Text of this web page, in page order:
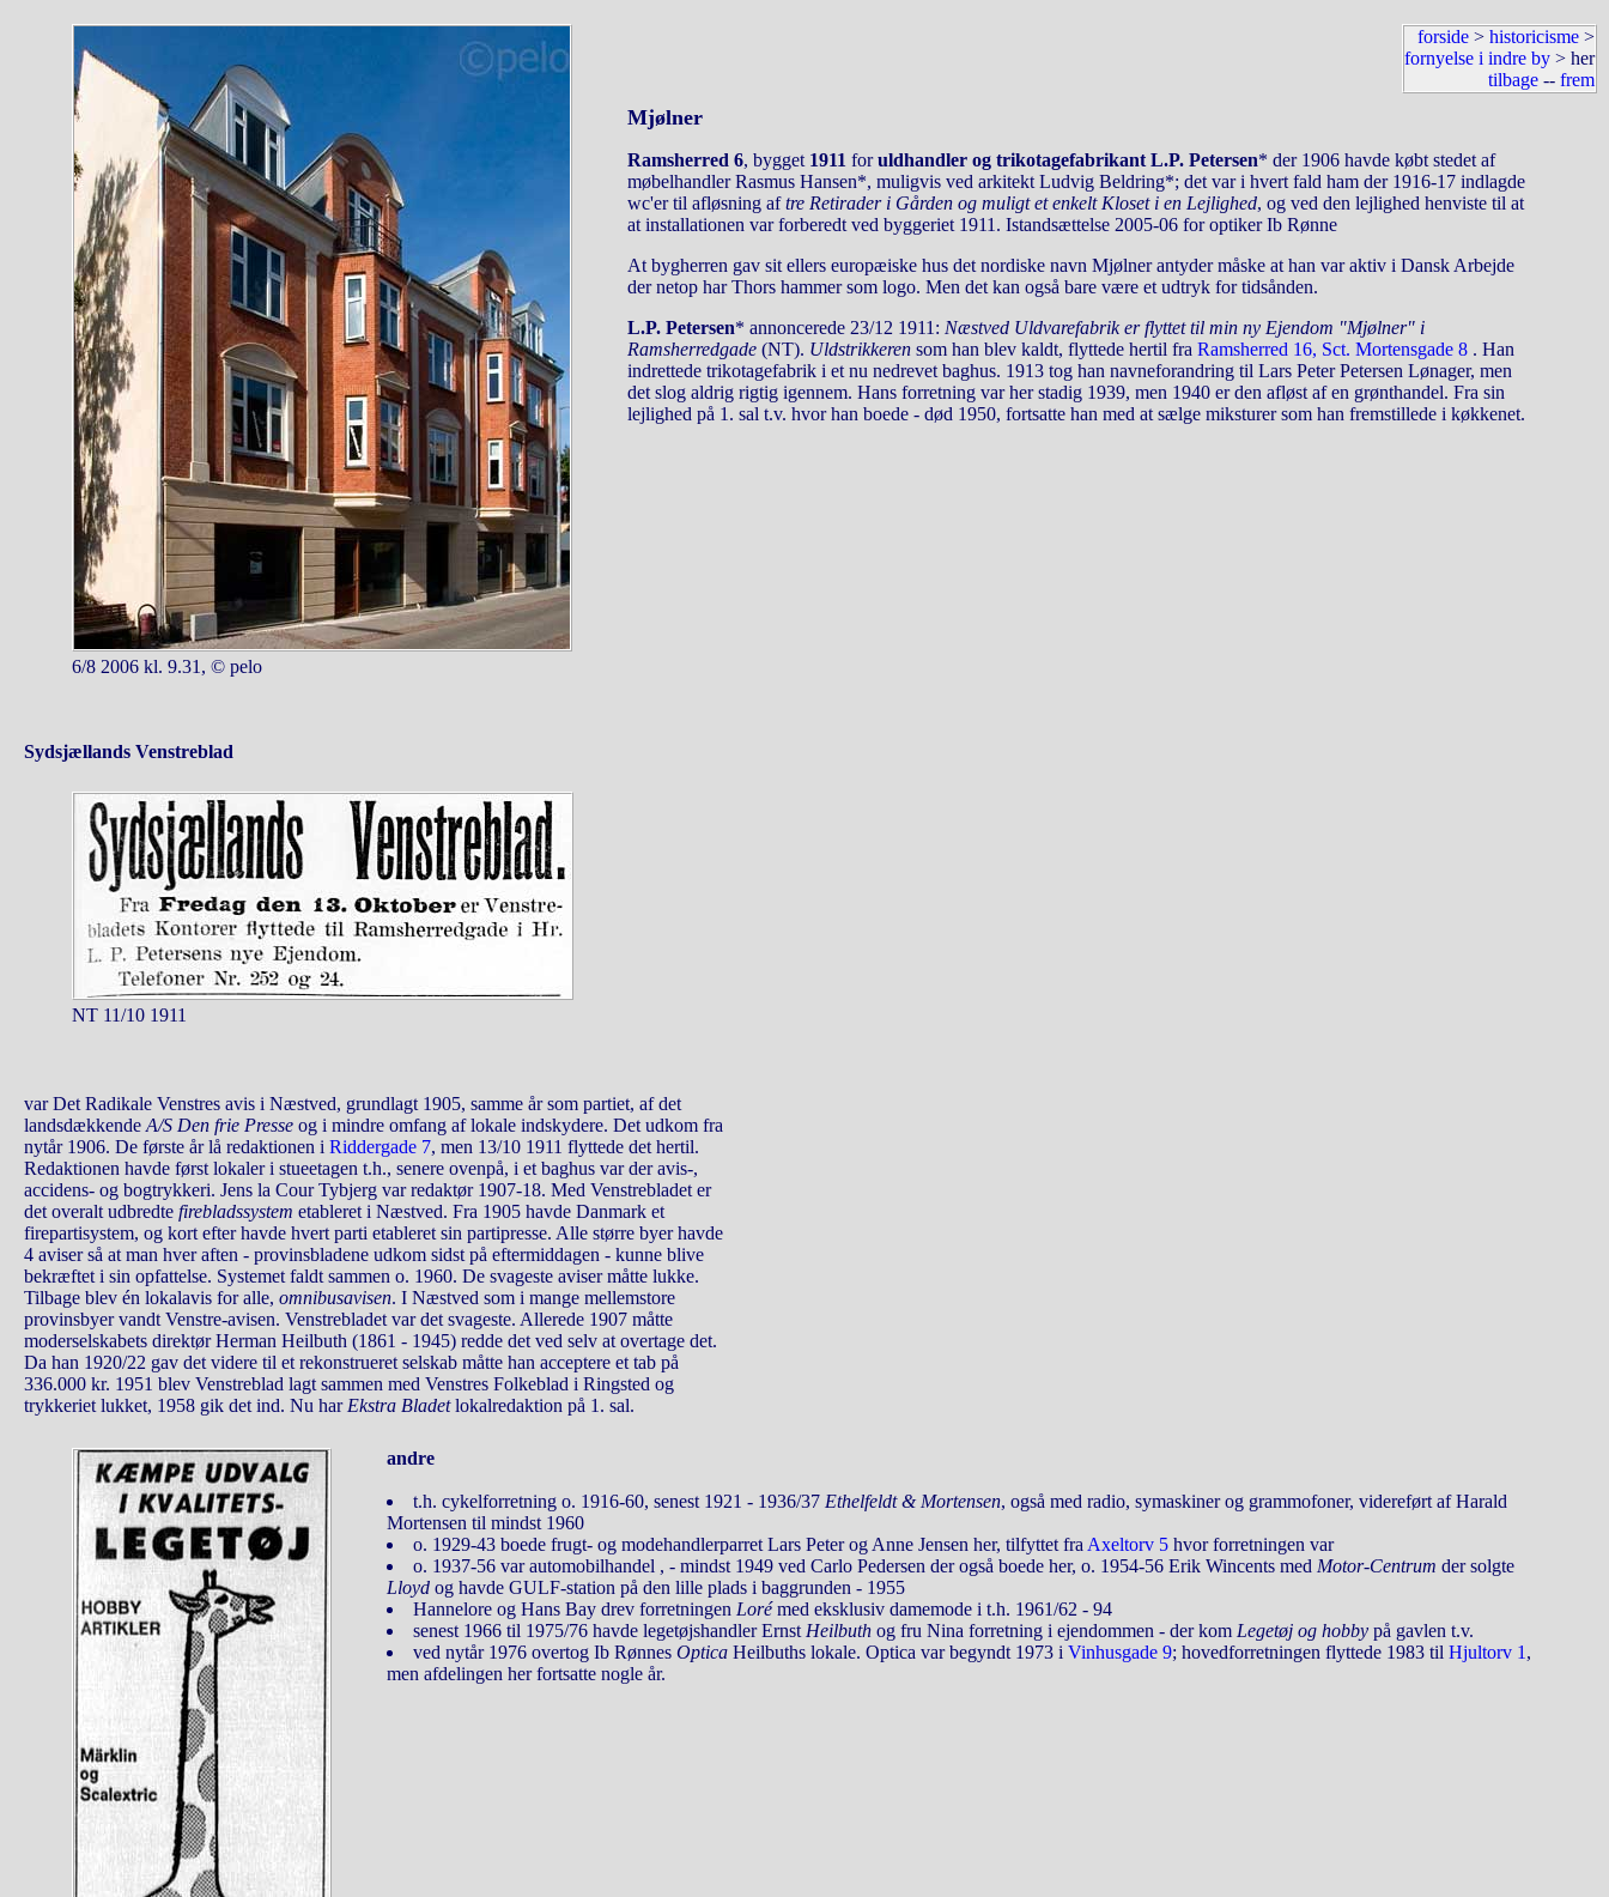
6/8 2006 kl. 9.31, © pelo
forside > historicisme >
fornyelse i indre by > her
tilbage -- frem
Mjølner
Ramsherred 6, bygget 1911 foruldhandler og trikotagefabrikant L.P. Petersen* der 1906 havde købt stedet af
møbelhandler Rasmus Hansen*, muligvis ved arkitekt Ludvig Beldring*; det var i hvert fald ham der 1916-17 indlagde
wc'er til afløsning aftre Retirader i Gården og muligt et enkelt Kloset i en Lejlighed, og ved den lejlighed henviste til at
at installationen var forberedt ved byggeriet 1911. Istandsættelse 2005-06 for optiker Ib Rønne
At bygherren gav sit ellers europæiske hus det nordiske navn Mjølner antyder måske at han var aktiv i Dansk Arbejde
der netop har Thors hammer som logo. Men det kan også bare være et udtryk for tidsånden.
L.P. Petersen* annoncerede 23/12 1911: Næstved Uldvarefabrik er flyttet til min ny Ejendom "Mjølner" i
Ramsherredgade (NT). Uldstrikkeren som han blev kaldt, flyttede hertil fra Ramsherred 16, Sct. Mortensgade 8 . Han
indrettede trikotagefabrik i et nu nedrevet baghus. 1913 tog han navneforandring til Lars Peter Petersen Lønager, men
det slog aldrig rigtig igennem. Hans forretning var her stadig 1939, men 1940 er den afløst af en grønthandel. Fra sin
lejlighed på 1. sal t.v. hvor han boede - død 1950, fortsatte han med at sælge miksturer som han fremstillede i køkkenet.
Sydsjællands Venstreblad
NT 11/10 1911
var Det Radikale Venstres avis i Næstved, grundlagt 1905, samme år som partiet, af det
landsdækkende A/S Den frie Presse og i mindre omfang af lokale indskydere. Det udkom fra
nytår 1906. De første år lå redaktionen i Riddergade 7, men 13/10 1911 flyttede det hertil.
Redaktionen havde først lokaler i stueetagen t.h., senere ovenpå, i et baghus var der avis-,
accidens- og bogtrykkeri. Jens la Cour Tybjerg var redaktør 1907-18. Med Venstrebladet er
det overalt udbredte firebladssystem etableret i Næstved. Fra 1905 havde Danmark et
firepartisystem, og kort efter havde hvert parti etableret sin partipresse. Alle større byer havde
4 aviser så at man hver aften - provinsbladene udkom sidst på eftermiddagen - kunne blive
bekræftet i sin opfattelse. Systemet faldt sammen o. 1960. De svageste aviser måtte lukke.
Tilbage blev én lokalavis for alle, omnibusavisen. I Næstved som i mange mellemstore
provinsbyer vandt Venstre-avisen. Venstrebladet var det svageste. Allerede 1907 måtte
moderselskabets direktør Herman Heilbuth (1861 - 1945) redde det ved selv at overtage det.
Da han 1920/22 gav det videre til et rekonstrueret selskab måtte han acceptere et tab på
336.000 kr. 1951 blev Venstreblad lagt sammen med Venstres Folkeblad i Ringsted og
trykkeriet lukket, 1958 gik det ind. Nu har Ekstra Bladetlokalredaktion på 1. sal.
andre
t.h. cykelforretning o. 1916-60, senest 1921 - 1936/37 Ethelfeldt & Mortensen, også med radio, symaskiner og grammofoner, videreført af Harald
Mortensen til mindst 1960
o. 1929-43 boede frugt- og modehandlerparret Lars Peter og Anne Jensen her, tilfyttet fra Axeltorv 5 hvor forretningen var
o. 1937-56 var automobilhandel , - mindst 1949 ved Carlo Pedersen der også boede her, o. 1954-56 Erik Wincents med Motor-Centrum der solgte
Lloyd og havde GULF-station på den lille plads i baggrunden - 1955
Hannelore og Hans Bay drev forretningen Lorémed eksklusiv damemode i t.h. 1961/62 - 94
senest 1966 til 1975/76 havde legetøjshandler Ernst Heilbuth og fru Nina forretning i ejendommen - der kom Legetøj og hobby på gavlen t.v.
ved nytår 1976 overtog Ib Rønnes Optica Heilbuths lokale. Optica var begyndt 1973 i Vinhusgade 9; hovedforretningen flyttede 1983 til Hjultorv 1 ,
men afdelingen her fortsatte nogle år.